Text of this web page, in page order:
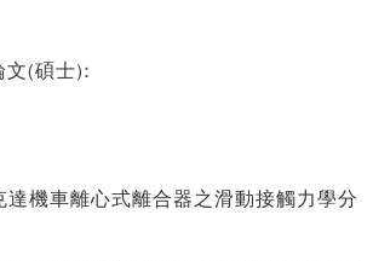
文(碩士):
機車離心式離合器之滑動接觸力學分